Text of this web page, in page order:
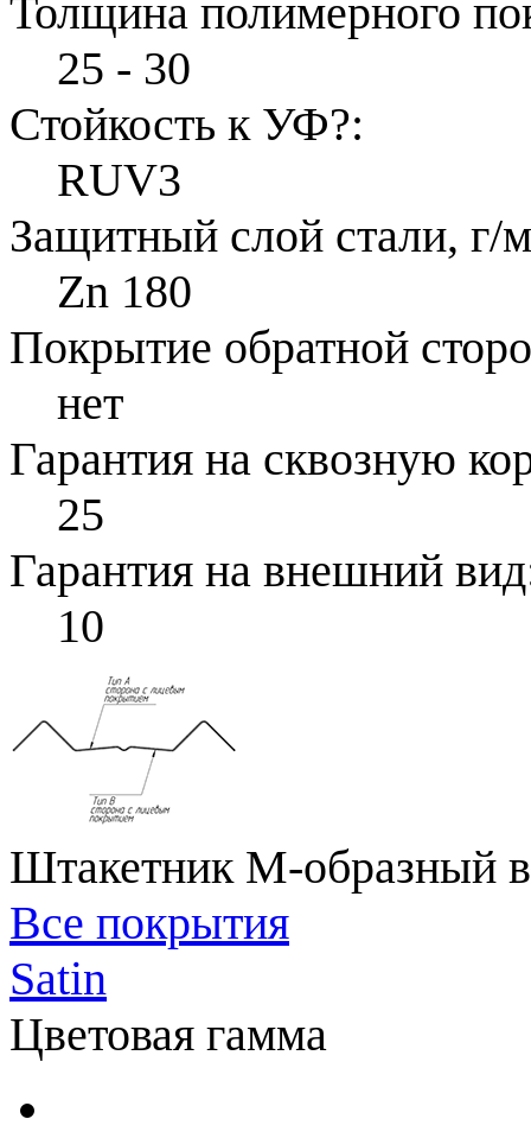
Толщина полимерного
25 - 30
Стойкость к УФ?:
RUV3
Защитный слой стали, г/
Zn 180
Покрытие обратной
нет
Гарантия на сквозную
25
Гарантия на внешний
10
Штакетник М-образный
Все покрытия
Satin
Цветовая гамма